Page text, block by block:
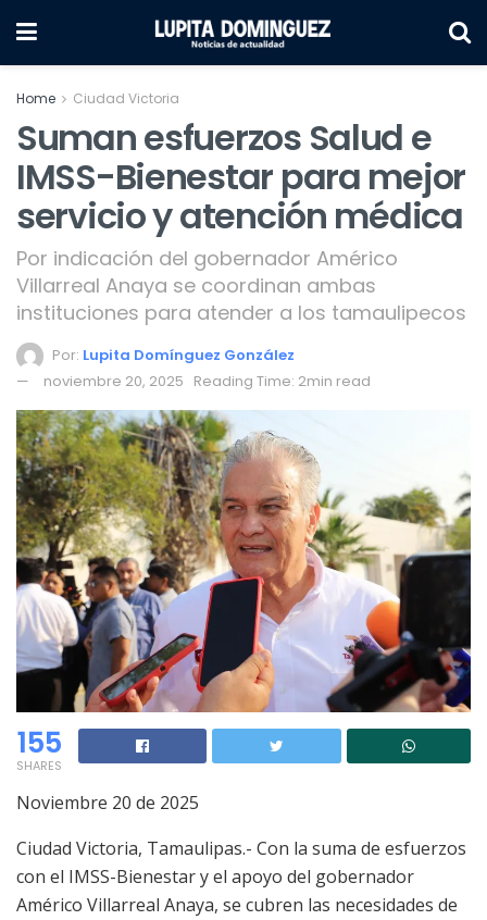
Home Ciudad Victoria
Suman esfuerzos Salud e
IMSS-Bienestar para mejor
servicio y atención médica
Por indicación del gobernador Américo
Villarreal Anaya se coordinan ambas
instituciones para atender a los tamaulipecos
Por: Lupita Domínguez González
noviembre 20, 2025 Reading Time: 2min read
155
SHARES
Noviembre 20 de 2025
Ciudad Victoria, Tamaulipas.- Con la suma de esfuerzos
con el IMSS-Bienestar y el apoyo del gobernador
Américo Villarreal Anaya, se cubren las necesidades de